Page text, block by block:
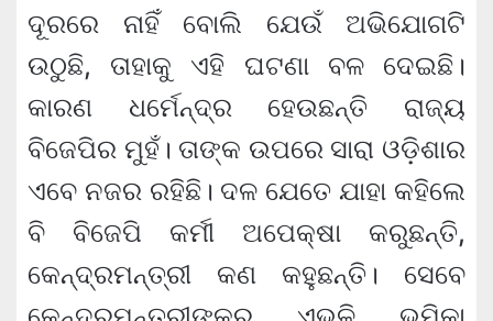
ଦୂରରେ ନାହିଁ ବୋଲି ଯେଉଁ ଅଭିଯୋଗଟି
ଉଠୁଛି, ତାହାକୁ ଏହି ଘଟଣା ବଳ ଦେଇଛି।
କାରଣ ଧର୍ମେନ୍ଦ୍ର ହେଉଛନ୍ତି ରାଜ୍ୟ
ବିଜେପିର ମୁହଁ। ତାଙ୍କ ଉପରେ ସାରା ଓଡ଼ିଶାର
ଏବେ ନଜର ରହିଛି। ଦଳ ଯେତେ ଯାହା କହିଲେ
ବି ବିଜେପି କର୍ମୀ ଅପେକ୍ଷା କରୁଛନ୍ତି,
କେନ୍ଦ୍ରମନ୍ତ୍ରୀ କଣ କହୁଛନ୍ତି। ସେବେ